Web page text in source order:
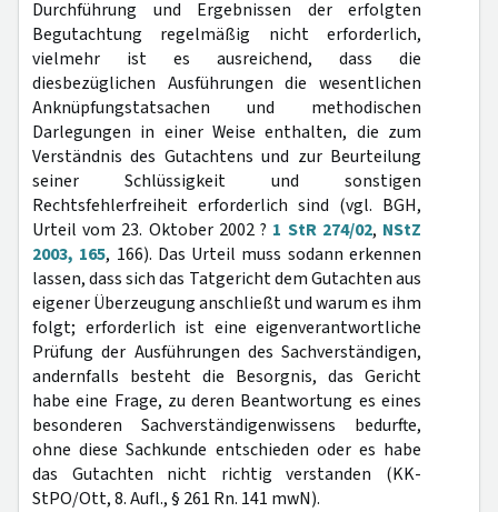
Durchführung und Ergebnissen der erfolgten
Begutachtung regelmäßig nicht erforderlich,
vielmehr ist es ausreichend, dass die
diesbezüglichen Ausführungen die wesentlichen
Anknüpfungstatsachen und methodischen
Darlegungen in einer Weise enthalten, die zum
Verständnis des Gutachtens und zur Beurteilung
seiner Schlüssigkeit und sonstigen
Rechtsfehlerfreiheit erforderlich sind (vgl. BGH,
Urteil vom 23. Oktober 2002 ? 1 StR 274/02, NStZ
2003, 165, 166). Das Urteil muss sodann erkennen
lassen, dass sich das Tatgericht dem Gutachten aus
eigener Überzeugung anschließt und warum es ihm
folgt; erforderlich ist eine eigenverantwortliche
Prüfung der Ausführungen des Sachverständigen,
andernfalls besteht die Besorgnis, das Gericht
habe eine Frage, zu deren Beantwortung es eines
besonderen Sachverständigenwissens bedurfte,
ohne diese Sachkunde entschieden oder es habe
das Gutachten nicht richtig verstanden (KK-
StPO/Ott, 8. Aufl., § 261 Rn. 141 mwN).